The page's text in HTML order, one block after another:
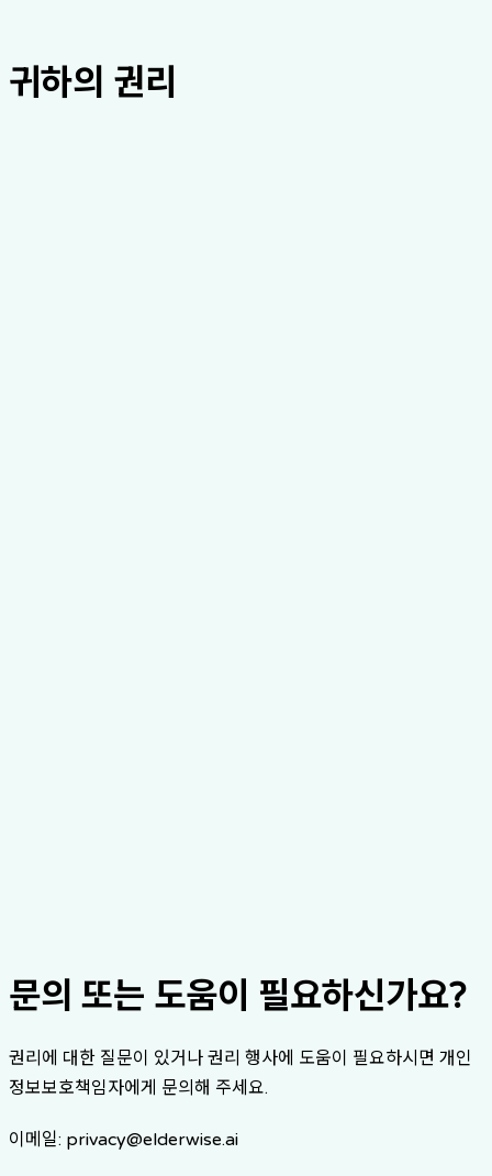
귀하의 권리
문의 또는 도움이 필요하신가요?
권리에 대한 질문이 있거나 권리 행사에 도움이 필요하시면 개인
정보보호책임자에게 문의해 주세요.
이메일: privacy@elderwise.ai